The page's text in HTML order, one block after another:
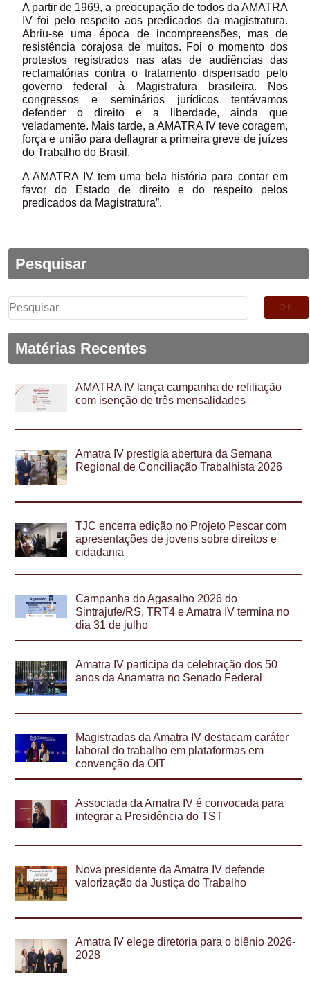
A partir de 1969, a preocupação de todos da AMATRA
IV foi pelo respeito aos predicados da magistratura.
Abriu-se uma época de incompreensões, mas de
resistência corajosa de muitos. Foi o momento dos
protestos registrados nas atas de audiências das
reclamatórias contra o tratamento dispensado pelo
governo federal à Magistratura brasileira. Nos
congressos e seminários jurídicos tentávamos
defender o direito e a liberdade, ainda que
veladamente. Mais tarde, a AMATRA IV teve coragem,
força e união para deflagrar a primeira greve de juízes
do Trabalho do Brasil.
A AMATRA IV tem uma bela história para contar em
favor do Estado de direito e do respeito pelos
predicados da Magistratura”.
Pesquisar
Pesquisar
por:
Matérias Recentes
AMATRA IV lança campanha de refiliação
com isenção de três mensalidades
Amatra IV prestigia abertura da Semana
Regional de Conciliação Trabalhista 2026
TJC encerra edição no Projeto Pescar com
apresentações de jovens sobre direitos e
cidadania
Campanha do Agasalho 2026 do
Sintrajufe/RS, TRT4 e Amatra IV termina no
dia 31 de julho
Amatra IV participa da celebração dos 50
anos da Anamatra no Senado Federal
Magistradas da Amatra IV destacam caráter
laboral do trabalho em plataformas em
convenção da OIT
Associada da Amatra IV é convocada para
integrar a Presidência do TST
Nova presidente da Amatra IV defende
valorização da Justiça do Trabalho
Amatra IV elege diretoria para o biênio 2026-
2028